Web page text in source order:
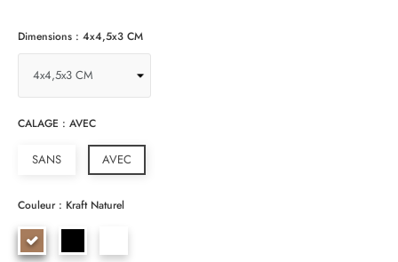
Dimensions : 4x4,5x3 CM
CALAGE : AVEC
SANS AVEC
Couleur : Kraft Naturel